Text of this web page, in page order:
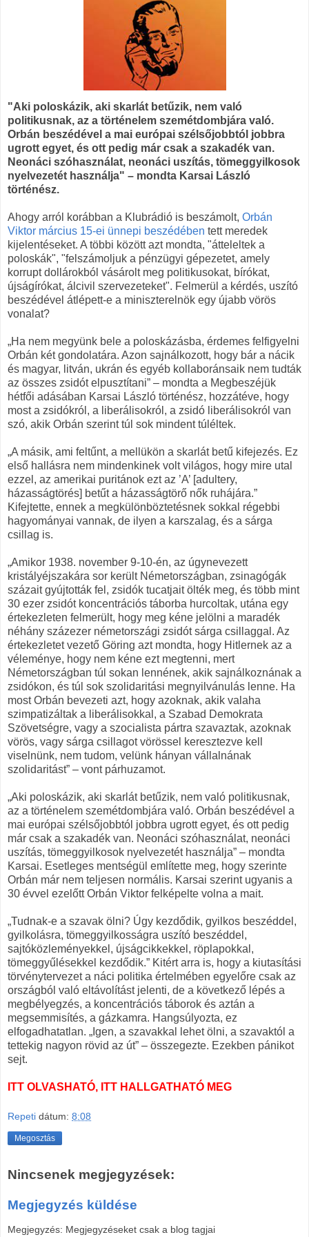
"Aki poloskázik, aki skarlát betűzik, nem való
politikusnak, az a történelem szemétdombjára való.
Orbán beszédével a mai európai szélsőjobbtól jobbra
ugrott egyet, és ott pedig már csak a szakadék van.
Neonáci szóhasználat, neonáci uszítás, tömeggyilkosok
nyelvezetét használja" – mondta Karsai László
történész.
Ahogy arról korábban a Klubrádió is beszámolt, Orbán
Viktor március 15-ei ünnepi beszédében tett meredek
kijelentéseket. A többi között azt mondta, "átteleltek a
poloskák", "felszámoljuk a pénzügyi gépezetet, amely
korrupt dollárokból vásárolt meg politikusokat, bírókat,
újságírókat, álcivil szervezeteket". Felmerül a kérdés, uszító
beszédével átlépett-e a miniszterelnök egy újabb vörös
vonalat?
„Ha nem megyünk bele a poloskázásba, érdemes felfigyelni
Orbán két gondolatára. Azon sajnálkozott, hogy bár a nácik
és magyar, litván, ukrán és egyéb kollaboránsaik nem tudták
az összes zsidót elpusztítani” – mondta a Megbeszéjük
hétfői adásában Karsai László történész, hozzátéve, hogy
most a zsidókról, a liberálisokról, a zsidó liberálisokról van
szó, akik Orbán szerint túl sok mindent túléltek.
„A másik, ami feltűnt, a mellükön a skarlát betű kifejezés. Ez
első hallásra nem mindenkinek volt világos, hogy mire utal
ezzel, az amerikai puritánok ezt az ’A’ [adultery,
házasságtörés] betűt a házasságtörő nők ruhájára.”
Kifejtette, ennek a megkülönböztetésnek sokkal régebbi
hagyományai vannak, de ilyen a karszalag, és a sárga
csillag is.
„Amikor 1938. november 9-10-én, az úgynevezett
kristályéjszakára sor került Németországban, zsinagógák
százait gyújtották fel, zsidók tucatjait ölték meg, és több mint
30 ezer zsidót koncentrációs táborba hurcoltak, utána egy
értekezleten felmerült, hogy meg kéne jelölni a maradék
néhány százezer németországi zsidót sárga csillaggal. Az
értekezletet vezető Göring azt mondta, hogy Hitlernek az a
véleménye, hogy nem kéne ezt megtenni, mert
Németországban túl sokan lennének, akik sajnálkoznának a
zsidókon, és túl sok szolidaritási megnyilvánulás lenne. Ha
most Orbán bevezeti azt, hogy azoknak, akik valaha
szimpatizáltak a liberálisokkal, a Szabad Demokrata
Szövetségre, vagy a szocialista pártra szavaztak, azoknak
vörös, vagy sárga csillagot vörössel keresztezve kell
viselnünk, nem tudom, velünk hányan vállalnának
szolidaritást” – vont párhuzamot.
„Aki poloskázik, aki skarlát betűzik, nem való politikusnak,
az a történelem szemétdombjára való. Orbán beszédével a
mai európai szélsőjobbtól jobbra ugrott egyet, és ott pedig
már csak a szakadék van. Neonáci szóhasználat, neonáci
uszítás, tömeggyilkosok nyelvezetét használja” – mondta
Karsai. Esetleges mentségül említette meg, hogy szerinte
Orbán már nem teljesen normális. Karsai szerint ugyanis a
30 évvel ezelőtt Orbán Viktor felképelte volna a mait.
„Tudnak-e a szavak ölni? Úgy kezdődik, gyilkos beszéddel,
gyilkolásra, tömeggyilkosságra uszító beszéddel,
sajtóközleményekkel, újságcikkekkel, röplapokkal,
tömeggyűlésekkel kezdődik.” Kitért arra is, hogy a kiutasítási
törvénytervezet a náci politika értelmében egyelőre csak az
országból való eltávolítást jelenti, de a következő lépés a
megbélyegzés, a koncentrációs táborok és aztán a
megsemmisítés, a gázkamra. Hangsúlyozta, ez
elfogadhatatlan. „Igen, a szavakkal lehet ölni, a szavaktól a
tettekig nagyon rövid az út” – összegezte. Ezekben pánikot
sejt.
ITT OLVASHATÓ, ITT HALLGATHATÓ MEG
Repeti dátum: 8:08
Megosztás
Nincsenek megjegyzések:
Megjegyzés küldése
Megjegyzés: Megjegyzéseket csak a blog tagjai